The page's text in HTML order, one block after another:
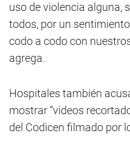
uso de violencia alguna,
todos, por un
codo a codo con
agrega.
Hospitales también
mostrar “videos
del Codicen filmado por